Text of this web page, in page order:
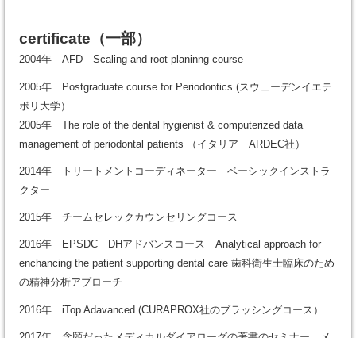
certificate （一部）
2004年 AFD Scaling and root planinng course
2005年 Postgraduate course for Periodontics (スウェーデンイエテ
ボリ大学）
2005年 The role of the dental hygienist & computerized data
management of periodontal patients （イタリア ARDEC社）
2014年 トリートメントコーディネーター ベーシックインストラ
クター
2015年 チームセレックカウンセリングコース
2016年 EPSDC DHアドバンスコース Analytical approach for
enchancing the patient supporting dental care 歯科衛生士臨床のため
の精神分析アプローチ
2016年 iTop Adavanced (CURAPROX社のブラッシングコース）